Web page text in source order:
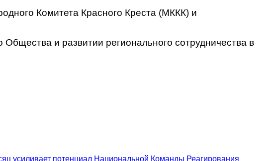
Комитета Красного Креста (МККК) и
и развитии регионального сотрудничества в